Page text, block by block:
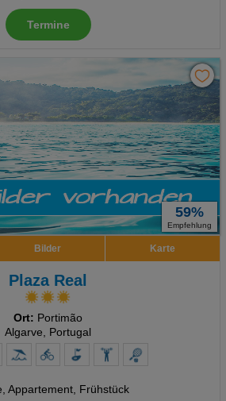
Termine
59%
Empfehlung
Bilder Karte
Plaza Real
Ort: Portimão
Algarve, Portugal
, Appartement, Frühstück